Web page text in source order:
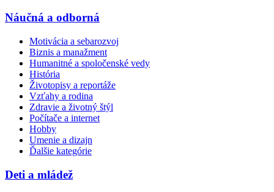
Náučná a odborná
Motivácia a sebarozvoj
Biznis a manažment
Humanitné a spoločenské vedy
História
Životopisy a reportáže
Vzťahy a rodina
Zdravie a životný štýl
Počítače a internet
Hobby
Umenie a dizajn
Ďalšie kategórie
Deti a mládež